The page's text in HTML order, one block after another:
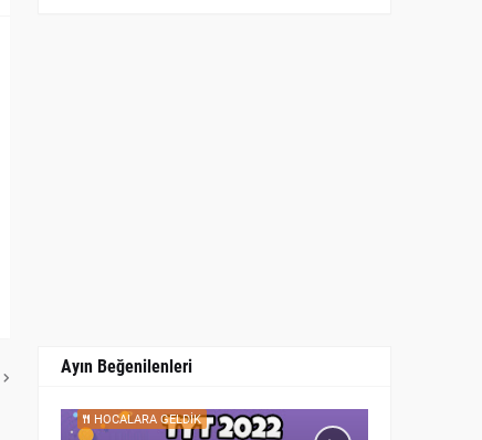
Ayın Beğenilenleri
HOCALARA GELDIK